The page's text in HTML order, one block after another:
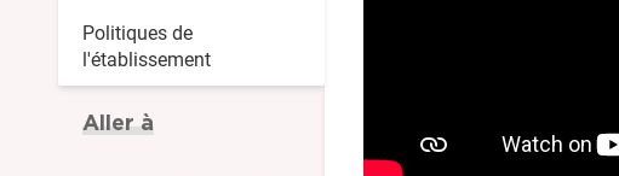
Politiques de
l'établissement
Aller à